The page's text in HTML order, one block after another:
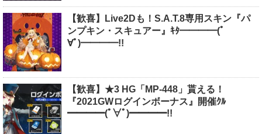
【歓喜】Live2Dも！S.A.T.8専用スキン『パ
ンプキン・スキュアー』ｷﾀ━━━━(ﾟ
∀ﾟ)━━━━!!
【歓喜】★3 HG「MP-448」貰える！
『2021GWログインボーナス』開催ｸﾙ
━━━━(ﾟ∀ﾟ)━━━━!!